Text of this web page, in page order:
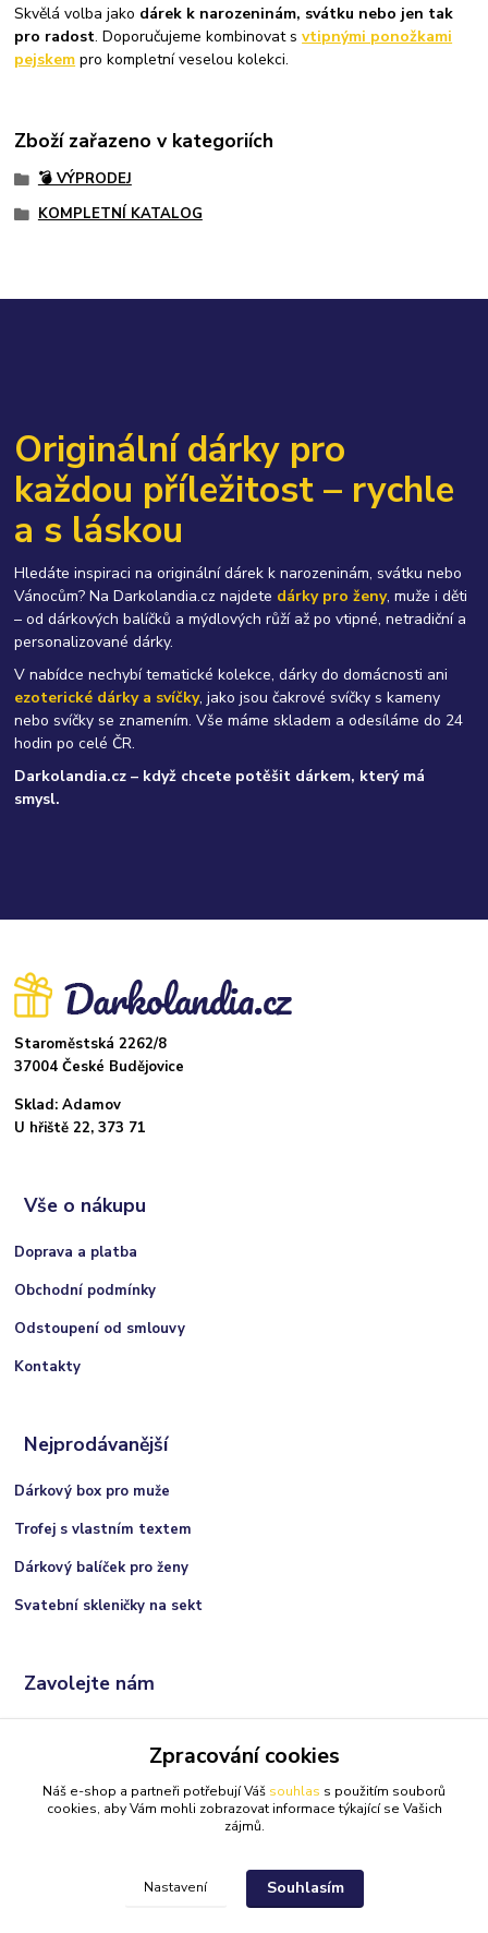
Skvělá volba jako dárek k narozeninám, svátku nebo jen tak
pro radost. Doporučujeme kombinovat svtipnými ponožkami
pejskem pro kompletní veselou kolekci.
Zboží zařazeno v kategoriích
💣 VÝPRODEJ
KOMPLETNÍ KATALOG
Originální dárky pro
každou příležitost – rychle
a s láskou
Hledáte inspiraci na originální dárek k narozeninám, svátku nebo
Vánocům? Na Darkolandia.cz najdete dárky pro ženy, muže i děti
– od dárkových balíčků a mýdlových růží až po vtipné, netradiční a
personalizované dárky.
V nabídce nechybí tematické kolekce, dárky do domácnosti ani
ezoterické dárky a svíčky, jako jsou čakrové svíčky s kameny
nebo svíčky se znamením. Vše máme skladem a odesíláme do 24
hodin po celé ČR.
Darkolandia.cz – když chcete potěšit dárkem, který má
smysl.
Staroměstská 2262/8
37004 České Budějovice
Sklad: Adamov
U hřiště 22, 373 71
Vše o nákupu
Doprava a platba
Obchodní podmínky
Odstoupení od smlouvy
Kontakty
Nejprodávanější
Dárkový box pro muže
Trofej s vlastním textem
Dárkový balíček pro ženy
Svatební skleničky na sekt
Zavolejte nám
(Po-Ne, 9:00 - 21:00 hod.)
info@darkolandia.cz
Zpracování cookies
Náš e-shop a partneři potřebují Váš souhlas s použitím souborů
cookies, aby Vám mohli zobrazovat informace týkající se Vašich
zájmů.
Nastavení Souhlasím